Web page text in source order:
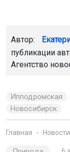
Автор:
публикации
Агентство
Ипподромская
Новосибирск
Главная Новости